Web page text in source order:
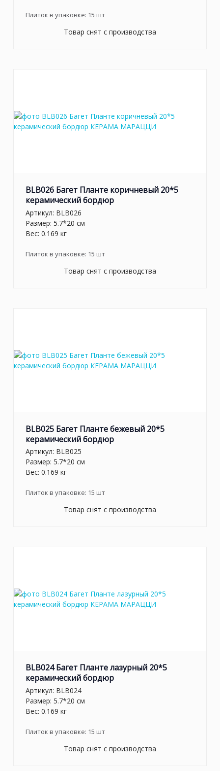
Плиток в упаковке: 15 шт
Товар снят с производства
BLB026 Багет Планте коричневый 20*5
керамический бордюр
Артикул: BLB026
Размер: 5.7*20 см
Вес: 0.169 кг
Плиток в упаковке: 15 шт
Товар снят с производства
BLB025 Багет Планте бежевый 20*5
керамический бордюр
Артикул: BLB025
Размер: 5.7*20 см
Вес: 0.169 кг
Плиток в упаковке: 15 шт
Товар снят с производства
BLB024 Багет Планте лазурный 20*5
керамический бордюр
Артикул: BLB024
Размер: 5.7*20 см
Вес: 0.169 кг
Плиток в упаковке: 15 шт
Товар снят с производства